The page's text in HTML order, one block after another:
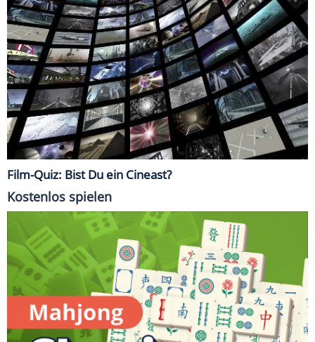
Film-Quiz: Bist Du ein Cineast?
Kostenlos spielen